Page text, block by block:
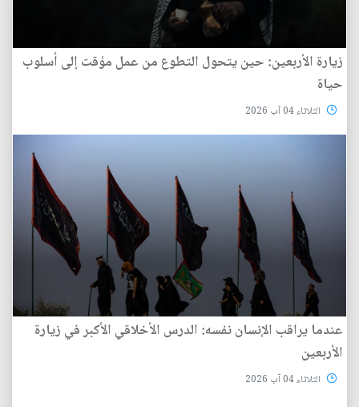
زيارة الأربعين: حين يتحول التطوع من عمل مؤقت إلى أسلوب
حياة
الثلاثاء 04 آب 2026
عندما يراقب الإنسان نفسه: الدرس الأخلاقي الأكبر في زيارة
الأربعين
الثلاثاء 04 آب 2026